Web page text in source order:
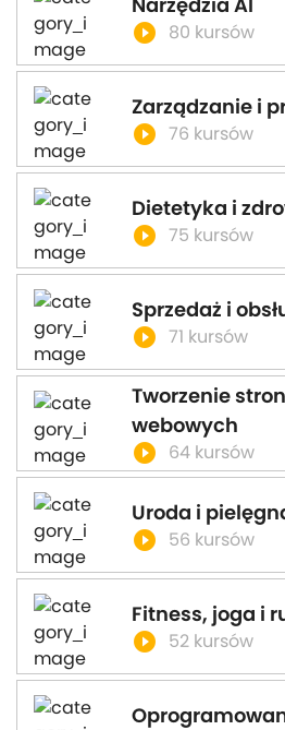
play_circle_filled 80 kursów
Zarządzanie i
play_circle_filled 76 kursów
Dietetyka i
play_circle_filled 75 kursów
Sprzedaż i
play_circle_filled 71 kursów
Tworzenie
webowych
play_circle_filled 64 kursów
Uroda i
play_circle_filled 56 kursów
Fitness, joga i
play_circle_filled 52 kursów